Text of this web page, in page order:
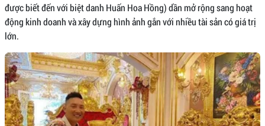
được biết đến với biệt danh Huấn Hoa Hồng) dần mở rộng sang hoạt
động kinh doanh và xây dựng hình ảnh gắn với nhiều tài sản có giá trị
lớn.